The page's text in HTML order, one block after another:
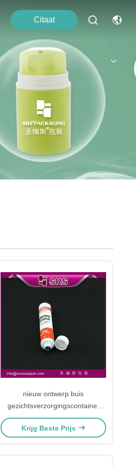
Citaat
nieuw ontwerp buis
gezichtsverzorgingscontainer
groothandel
Krijg Beste Prijs